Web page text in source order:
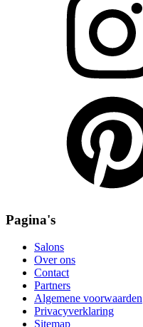
Pagina's
Salons
Over ons
Contact
Partners
Algemene voorwaarden
Privacyverklaring
Sitemap